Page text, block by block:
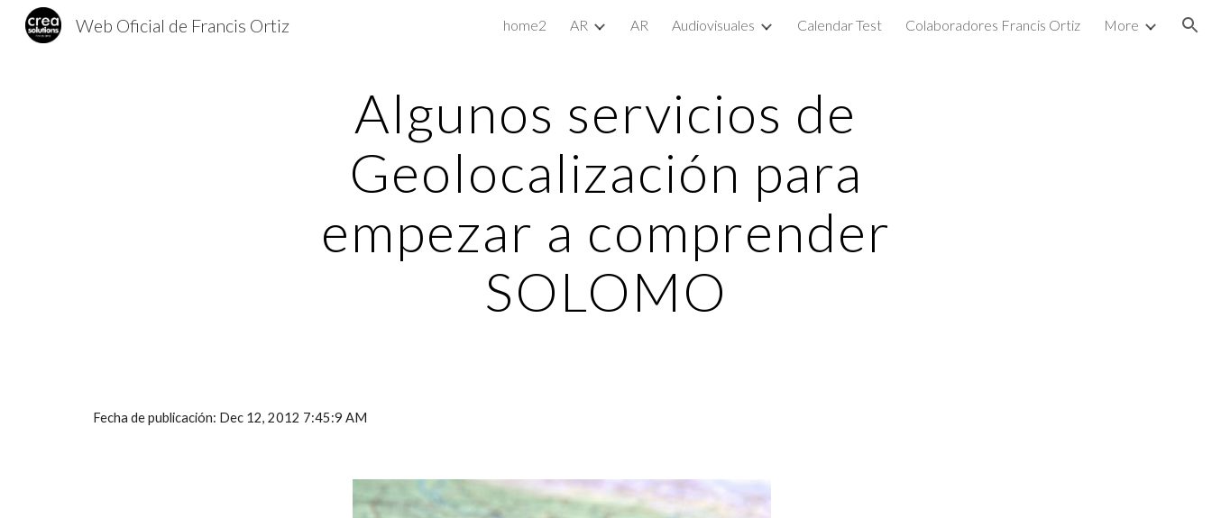
Skip to main content Skip to navigation
Web Oficial de Francis Ortiz home2 AR AR Audiovisuales Calendar Test Colaboradores Francis Ortiz More
Algunos servicios de
Geolocalización para
empezar a comprender
SOLOMO
Fecha de publicación: Dec 12, 2012 7:45:9 AM